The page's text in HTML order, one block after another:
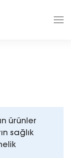
ürünler
sağlık